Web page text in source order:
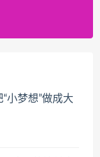
小梦想”做成大